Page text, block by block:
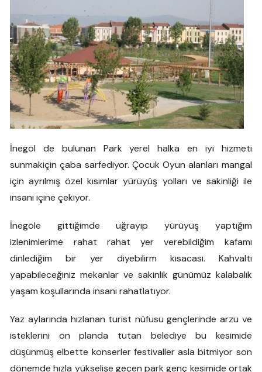
İnegöl de bulunan Park yerel halka en iyi hizmeti
sunmakiçin çaba sarfediyor. Çocuk Oyun alanları mangal
için ayrılmış özel kısımlar yürüyüş yolları ve sakinliği ile
insanı içine çekiyor.
İnegöle gittiğimde uğrayıp yürüyüş yaptığım
izlenimlerime rahat rahat yer verebildiğim kafamı
dinlediğim bir yer diyebilirm kısacası. Kahvaltı
yapabileceğiniz mekanlar ve sakinlik günümüz kalabalık
yaşam koşullarında insanı rahatlatıyor.
Yaz aylarında hızlanan turist nüfusu gençlerinde arzu ve
isteklerini ön planda tutan belediye bu kesimide
düşünmüş elbette konserler festivaller asla bitmiyor son
dönemde hızla yükselişe geçen park genç kesimide ortak